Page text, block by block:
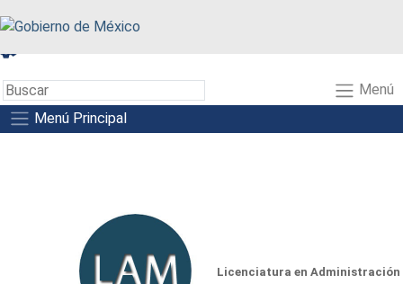
Menú
Menú Principal
Licenciatura en Administración